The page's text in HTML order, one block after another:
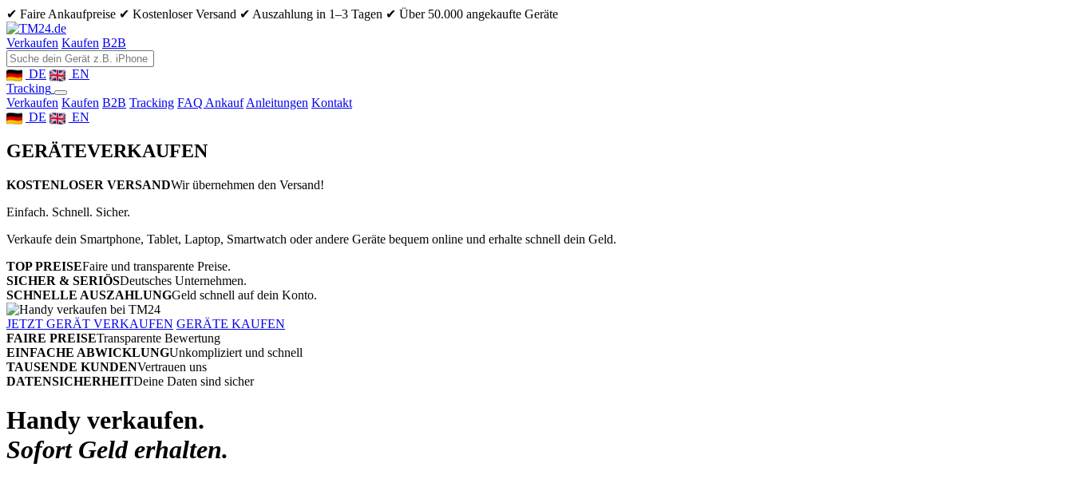
✔ Faire Ankaufpreise ✔ Kostenloser Versand ✔ Auszahlung in 1–3 Tagen ✔ Über 50.000 angekaufte Geräte
Verkaufen Kaufen B2B
DE
EN
Tracking
Verkaufen Kaufen B2B Tracking FAQ Ankauf Anleitungen Kontakt
DE
EN
GERÄTEVERKAUFEN
KOSTENLOSER VERSANDWir übernehmen den Versand!
Einfach. Schnell. Sicher.
Verkaufe dein Smartphone, Tablet, Laptop, Smartwatch oder andere Geräte bequem online und erhalte schnell dein Geld.
TOP PREISEFaire und transparente Preise.
SICHER & SERIÖSDeutsches Unternehmen.
SCHNELLE AUSZAHLUNGGeld schnell auf dein Konto.
JETZT GERÄT VERKAUFEN GERÄTE KAUFEN
FAIRE PREISETransparente Bewertung
EINFACHE ABWICKLUNGUnkompliziert und schnell
TAUSENDE KUNDENVertrauen uns
DATENSICHERHEITDeine Daten sind sicher
Handy verkaufen.
Sofort Geld erhalten.